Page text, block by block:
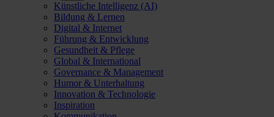
Künstliche Intelligenz (AI)
Bildung & Lernen
Digital & Internet
Führung & Entwicklung
Gesundheit & Pflege
Global & International
Governance & Management
Humor & Unterhaltung
Innovation & Technologie
Inspiration